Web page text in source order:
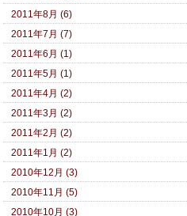
2011年8月 (6)
2011年7月 (7)
2011年6月 (1)
2011年5月 (1)
2011年4月 (2)
2011年3月 (2)
2011年2月 (2)
2011年1月 (2)
2010年12月 (3)
2010年11月 (5)
2010年10月 (3)